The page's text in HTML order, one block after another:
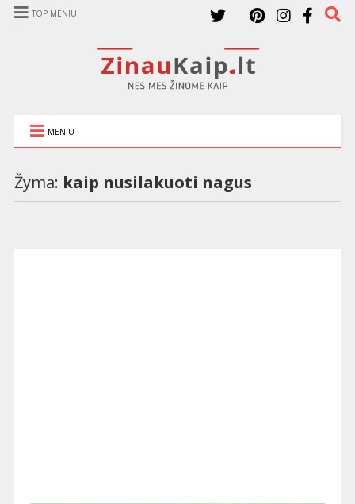
TOP MENIU
MENIU
Žyma: kaip nusilakuoti nagus